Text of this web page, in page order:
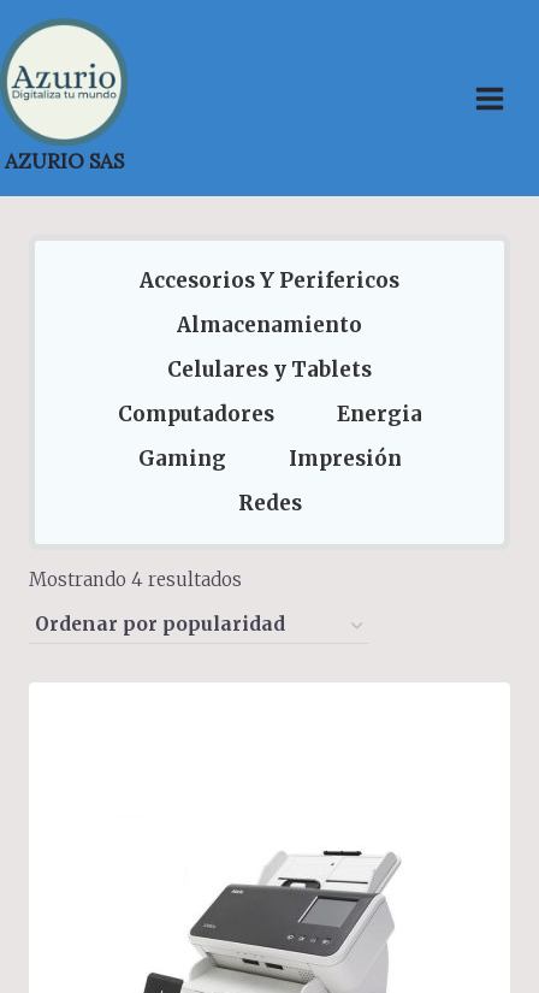
Saltar
al
contenido
AZURIO SAS
Accesorios Y Perifericos
Almacenamiento
Celulares y Tablets
Computadores
Energia
Gaming
Impresión
Redes
Mostrando 4 resultados
by
popularity